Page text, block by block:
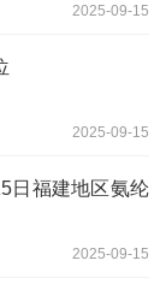
2025-09-15
2025-09-15
日福建地区氨纶
2025-09-15